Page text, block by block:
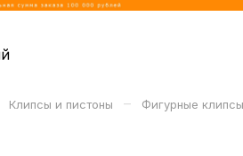
Клипсы и пистоны – Фигурные